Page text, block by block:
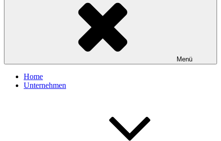
Menü
Home
Unternehmen